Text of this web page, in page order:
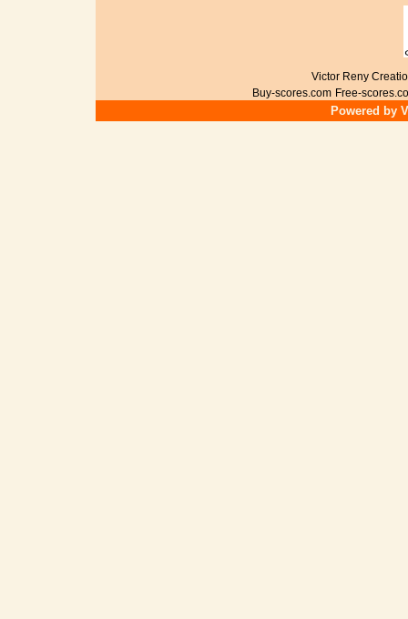
Victor Reny
Buy-scores.com Free-
Powered by